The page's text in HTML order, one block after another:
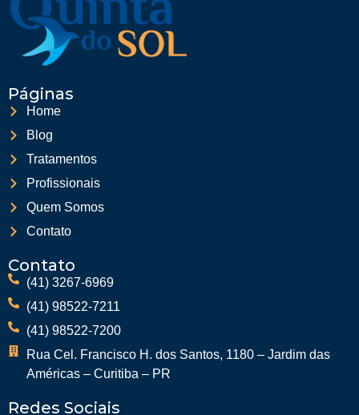
Páginas
Home
Blog
Tratamentos
Profissionais
Quem Somos
Contato
Contato
(41) 3267-6969
(41) 98522-7211
(41) 98522-7200
Rua Cel. Francisco H. dos Santos, 1180 – Jardim das
Américas – Curitiba – PR
Redes Sociais